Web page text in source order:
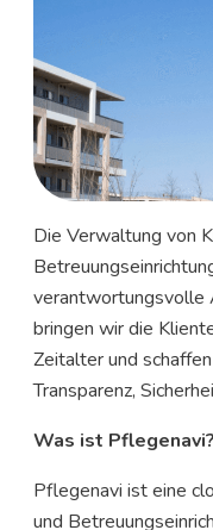
Die Verwaltung von
verantwortungsvolle
bringen wir die
Zeitalter und
Transparenz,
Was ist Pflegenavi?
Pflegenavi ist eine
und